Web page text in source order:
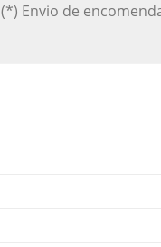
(*) Envio de